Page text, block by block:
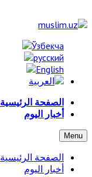
الصفحة الرئيسية
أخبار اليوم
Menu
الصفحة الرئيسية
أخبار اليوم